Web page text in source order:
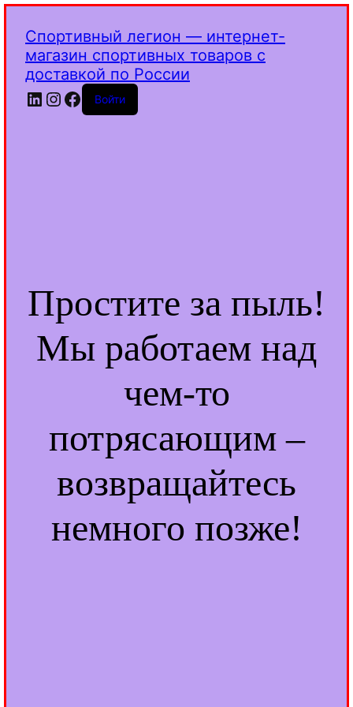
Спортивный легион — интернет-
магазин спортивных товаров с
доставкой по России
LinkedIn
Instagram
Facebook
Войти
Простите за пыль!
Мы работаем над
чем-то
потрясающим –
возвращайтесь
немного позже!